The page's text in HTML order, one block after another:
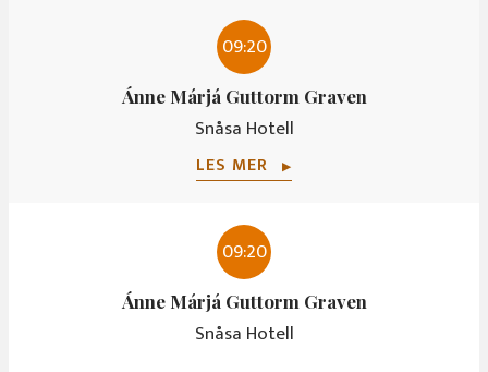
09:20
Ánne Márjá Guttorm Graven
Snåsa Hotell
LES MER ▶
09:20
Ánne Márjá Guttorm Graven
Snåsa Hotell